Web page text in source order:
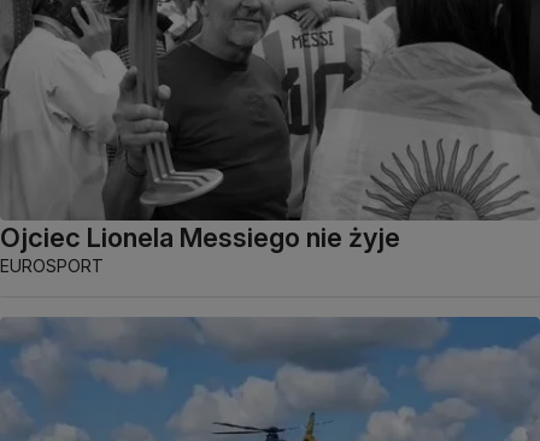
Ojciec Lionela Messiego nie żyje
EUROSPORT